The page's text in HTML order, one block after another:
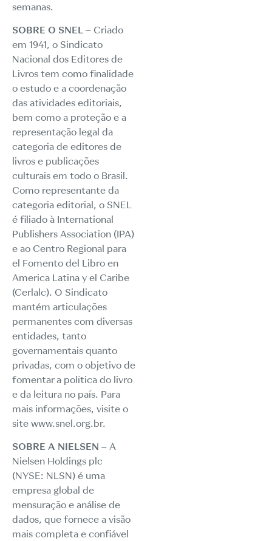
semanas.
SOBRE O SNEL – Criado
em 1941, o Sindicato
Nacional dos Editores de
Livros tem como finalidade
o estudo e a coordenação
das atividades editoriais,
bem como a proteção e a
representação legal da
categoria de editores de
livros e publicações
culturais em todo o Brasil.
Como representante da
categoria editorial, o SNEL
é filiado à International
Publishers Association (IPA)
e ao Centro Regional para
el Fomento del Libro en
America Latina y el Caribe
(Cerlalc). O Sindicato
mantém articulações
permanentes com diversas
entidades, tanto
governamentais quanto
privadas, com o objetivo de
fomentar a política do livro
e da leitura no país. Para
mais informações, visite o
site www.snel.org.br.
SOBRE A NIELSEN – A
Nielsen Holdings plc
(NYSE: NLSN) é uma
empresa global de
mensuração e análise de
dados, que fornece a visão
mais completa e confiável